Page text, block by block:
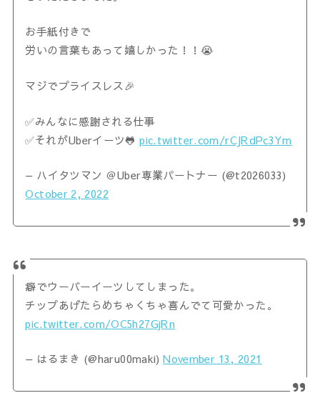
お手紙付きで
労いの言葉もあって嬉しかった！！😭
マジでプライスレス🎉
✅みんなに感謝される仕事
✅それがUberイーツ🐸pic.twitter.com/rCJRdPc3Ym
— ハイタツマン ＠Uber専業パートナー (@t2026033)
October 2, 2022
癖でウーバーイーツしてしまった。
チップあげたらめちゃくちゃ喜んでて可愛かった。
pic.twitter.com/OC5h27GjRn
— はるまき (@haru00maki)November 13, 2021